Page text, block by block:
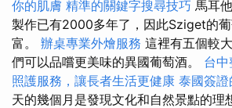
你的肌膚 精準的關鍵字搜尋技巧 馬耳
製作已有2000多年了，因此Sziget的
富。 辦桌專業外燴服務 這裡有五個較
們可以品嚐更美味的異國葡萄酒。 台
照護服務，讓長者生活更健康 泰國簽
天的幾個月是發現文化和自然景點的理